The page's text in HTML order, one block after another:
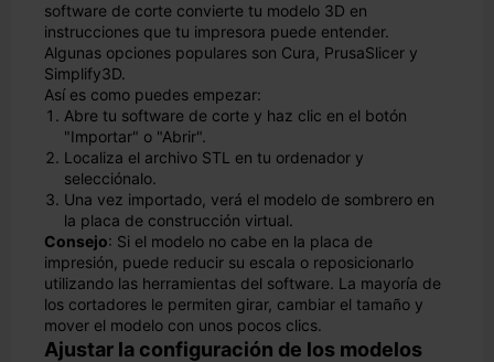
software de corte convierte tu modelo 3D en
instrucciones que tu impresora puede entender.
Algunas opciones populares son Cura, PrusaSlicer y
Simplify3D.
Así es como puedes empezar:
Abre tu software de corte y haz clic en el botón
"Importar" o "Abrir".
Localiza el archivo STL en tu ordenador y
selecciónalo.
Una vez importado, verá el modelo de sombrero en
la placa de construcción virtual.
Consejo: Si el modelo no cabe en la placa de
impresión, puede reducir su escala o reposicionarlo
utilizando las herramientas del software. La mayoría de
los cortadores le permiten girar, cambiar el tamaño y
mover el modelo con unos pocos clics.
Ajustar la configuración de los modelos